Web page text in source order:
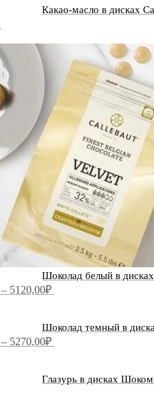
Какао-масло в дисках
Шоколад белый в
– 5120,00₽
Шоколад темный в
– 5270,00₽
Глазурь в дисках